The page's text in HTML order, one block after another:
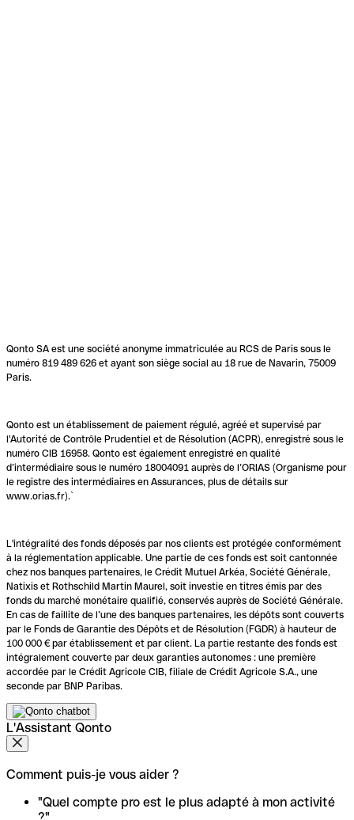
Qonto SA est une société anonyme immatriculée au RCS de Paris sous le
numéro 819 489 626 et ayant son siège social au 18 rue de Navarin, 75009
Paris.
Qonto est un établissement de paiement régulé, agréé et supervisé par
l'Autorité de Contrôle Prudentiel et de Résolution (ACPR), enregistré sous le
numéro CIB 16958. Qonto est également enregistré en qualité
d’intermédiaire sous le numéro 18004091 auprès de l’ORIAS (Organisme pour
le registre des intermédiaires en Assurances, plus de détails sur
www.orias.fr).`
L'intégralité des fonds déposés par nos clients est protégée conformément
à la réglementation applicable. Une partie de ces fonds est soit cantonnée
chez nos banques partenaires, le Crédit Mutuel Arkéa, Société Générale,
Natixis et Rothschild Martin Maurel, soit investie en titres émis par des
fonds du marché monétaire qualifié, conservés auprès de Société Générale.
En cas de faillite de l’une des banques partenaires, les dépôts sont couverts
par le Fonds de Garantie des Dépôts et de Résolution (FGDR) à hauteur de
100 000 € par établissement et par client. La partie restante des fonds est
intégralement couverte par deux garanties autonomes : une première
accordée par le Crédit Agricole CIB, filiale de Crédit Agricole S.A., une
seconde par BNP Paribas.
L'Assistant Qonto
Comment puis-je vous aider ?
"Quel compte pro est le plus adapté à mon activité